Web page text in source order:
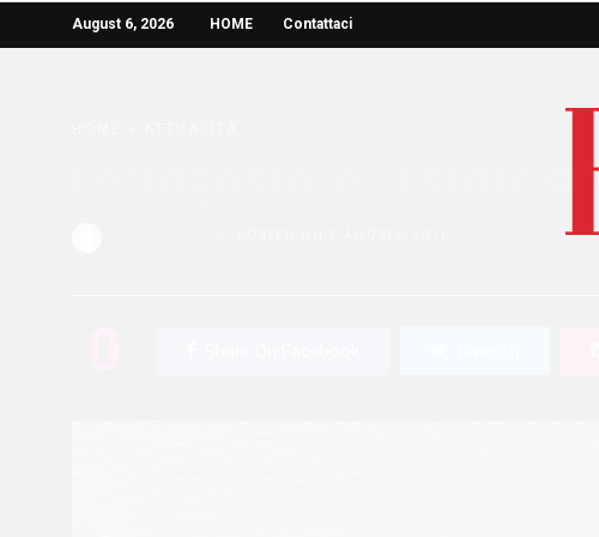
August 6, 2026 HOME Contattaci
Ferragosto: è l’Estate